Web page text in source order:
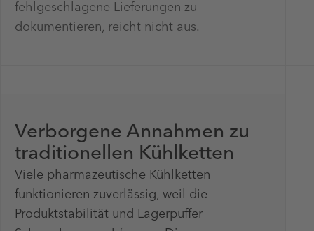
fehlgeschlagene Lieferungen zu
dokumentieren, reicht nicht aus.
Verborgene Annahmen zu
traditionellen Kühlketten
Viele pharmazeutische Kühlketten
funktionieren zuverlässig, weil die
Produktstabilität und Lagerpuffer